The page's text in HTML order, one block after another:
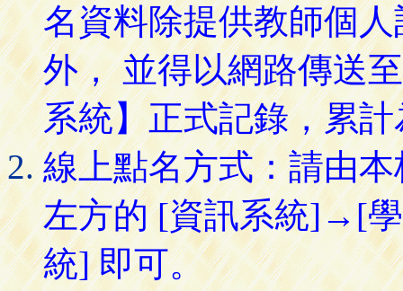
名資料除提供教師個
外， 並得以網路傳送
系統】正式記錄，累
線上點名方式：請由
左方的 [資訊系統]→[
統] 即可。